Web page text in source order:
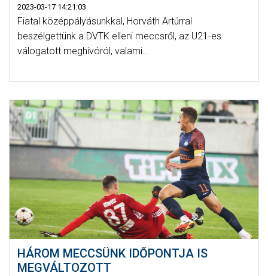
2023-03-17 14:21:03
Fiatal középpályásunkkal, Horváth Artúrral
beszélgettünk a DVTK elleni meccsről, az U21-es
válogatott meghívóról, valami...
HÁROM MECCSÜNK IDŐPONTJA IS
MEGVÁLTOZOTT